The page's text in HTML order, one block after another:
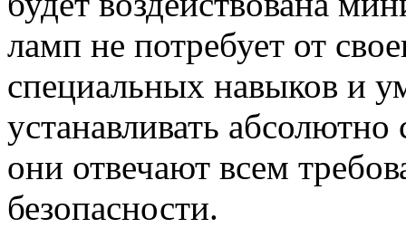
ламп не потребует от
специальных навыков и
устанавливать
они отвечают всем
безопасности.